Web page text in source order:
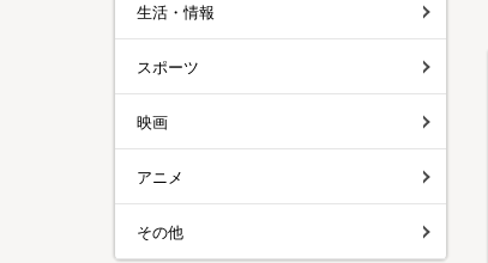
生活・情報
スポーツ
映画
アニメ
その他